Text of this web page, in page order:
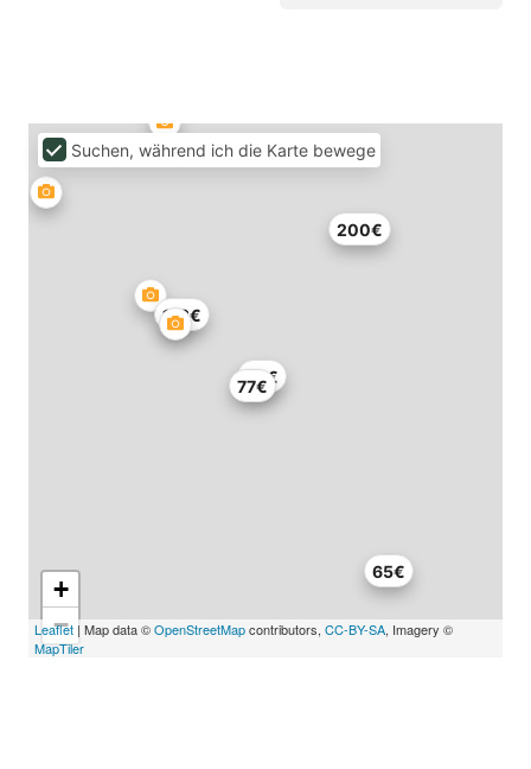
77€
112€
45€
65€
200€
+
−
Leaflet | Map data ©OpenStreetMapcontributors, CC-BY-SA, Imagery ©
MapTiler
Suchen, während ich die Karte bewege